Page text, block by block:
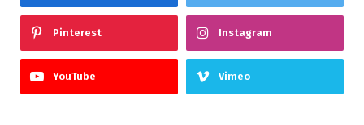
Pinterest Instagram
YouTube Vimeo